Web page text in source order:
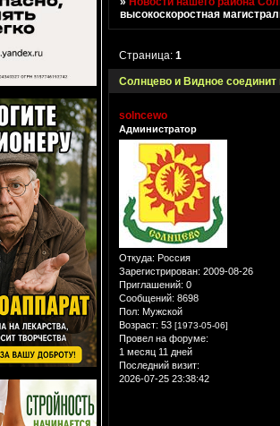
высокоскоростная
Солнцево и Видное соединит
Страница:1
solncewo
Администратор
Откуда: Россия
Зарегистрирован: 2009-08-26
Приглашений: 0
Сообщений: 8698
Пол: Мужской
Возраст: 53 [1973-05-06]
Провел на форуме:
1 месяц 11 дней
Последний визит:
2026-07-25 23:38:42